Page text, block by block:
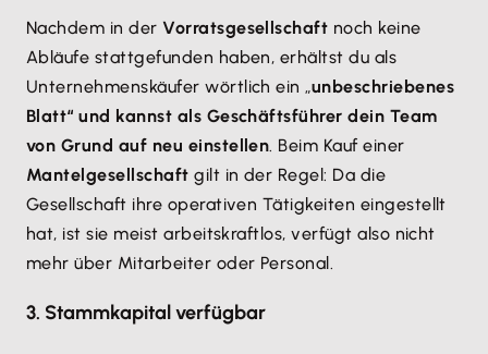
Nachdem in der Vorratsgesellschaft noch keine
Abläufe stattgefunden haben, erhältst du als
Unternehmenskäufer wörtlich ein „unbeschriebenes
Blatt“ und kannst als Geschäftsführer dein Team
von Grund auf neu einstellen. Beim Kauf einer
Mantelgesellschaft gilt in der Regel: Da die
Gesellschaft ihre operativen Tätigkeiten eingestellt
hat, ist sie meist arbeitskraftlos, verfügt also nicht
mehr über Mitarbeiter oder Personal.
3. Stammkapital verfügbar